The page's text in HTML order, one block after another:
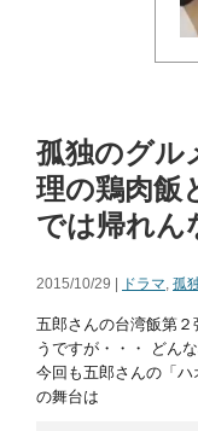
孤独のグ
理の鶏肉
では帰れん
2015/10/29 | ドラマ, 孤
五郎さんの台湾飯第
うですが・・・ どん
今回も五郎さんの「
の舞台は